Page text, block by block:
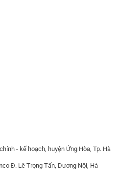
- kế hoạch, huyện Ứng Hòa, Tp. Hà
Đ. Lê Trọng Tấn, Dương Nội, Hà